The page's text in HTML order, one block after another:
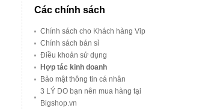
Các chính sách
Chính sách cho Khách hàng Vip
Chính sách bán sỉ
Điều khoản sử dụng
Hợp tác kinh doanh
Bảo mật thông tin cá nhân
3 LÝ DO bạn nên mua hàng tại
Bigshop.vn